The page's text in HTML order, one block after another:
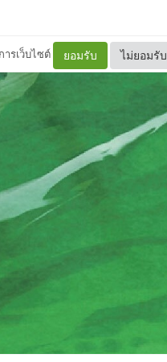
ารเว็บไซต์ ยอมรับ ไม่ยอมรับ